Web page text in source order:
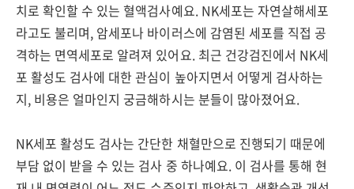
치로 확인할 수 있는 혈액검사예요. NK세포는 자연살해세포
라고도 불리며, 암세포나 바이러스에 감염된 세포를 직접 공
격하는 면역세포로 알려져 있어요. 최근 건강검진에서 NK세
포 활성도 검사에 대한 관심이 높아지면서 어떻게 검사하는
지, 비용은 얼마인지 궁금해하시는 분들이 많아졌어요.
NK세포 활성도 검사는 간단한 채혈만으로 진행되기 때문에
부담 없이 받을 수 있는 검사 중 하나예요. 이 검사를 통해 현